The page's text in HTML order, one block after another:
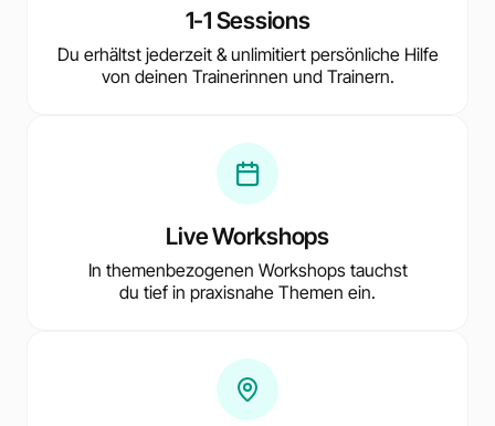
1-1 Sessions
Du erhältst jederzeit & unlimitiert persönliche Hilfe
von deinen Trainerinnen und Trainern.
Live Workshops
In themenbezogenen Workshops tauchst
du tief in praxisnahe Themen ein.